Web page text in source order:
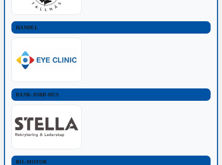
HANDEL
BANK-JOBB-HUS
BIL-MOTOR